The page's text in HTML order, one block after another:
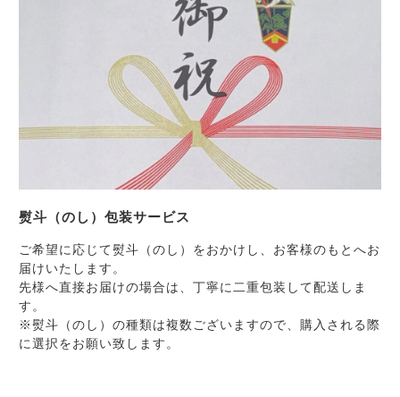
熨斗（のし）包装サービス
ご希望に応じて熨斗（のし）をおかけし、お客様のもとへお
届けいたします。
先様へ直接お届けの場合は、丁寧に二重包装して配送しま
す。
※熨斗（のし）の種類は複数ございますので、購入される際
に選択をお願い致します。